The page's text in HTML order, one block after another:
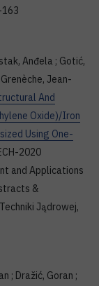
Anđela ; Gotić,
Jean-
And
Oxide)/Iron
Using One-
2020
and Applications
&
Jądrowej,
; Dražić, Goran ;